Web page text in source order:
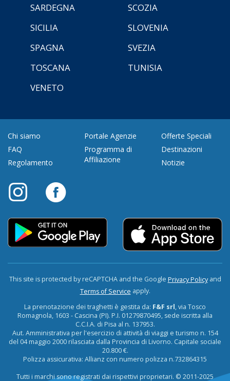
SARDEGNA
SCOZIA
SICILIA
SLOVENIA
SPAGNA
SVEZIA
TOSCANA
TUNISIA
VENETO
Chi siamo
FAQ
Regolamento
Portale Agenzie
Programma di
Affiliazione
Offerte Speciali
Destinazioni
Notizie
This site is protected by reCAPTCHA and the Google Privacy Policyand
Terms of Service apply.
La prenotazione dei traghetti è gestita da: F&F srl, via Tosco
Romagnola, 1603 - Cascina (PI). P.I. 01279870495, sede iscritta alla
C.C.I.A. di Pisa al n. 137953.
Aut. Amministrativa per l'esercizio di attività di viaggi e turismo n. 154
del 04 maggio 2000 rilasciata dalla Provincia di Livorno. Capitale sociale
20.800 €.
Polizza assicurativa: Allianz con numero polizza n.732864315
Tutti i marchi sono registrati dai rispettivi proprietari. © 2011-2025